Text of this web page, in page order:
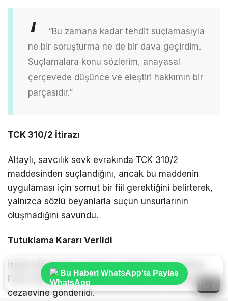
“Bu zamana kadar tehdit suçlamasıyla
ne bir soruşturma ne de bir dava geçirdim.
Suçlamalara konu sözlerim, anayasal
çerçevede düşünce ve eleştiri hakkımın bir
parçasıdır.”
TCK 310/2 İtirazı
Altaylı, savcılık sevk evrakında TCK 310/2
maddesinden suçlandığını, ancak bu maddenin
uygulaması için somut bir fiil gerektiğini belirterek,
yalnızca sözlü beyanlarla suçun unsurlarının
oluşmadığını savundu.
Tutuklama Kararı Verildi
İfade işlemlerinin ardından mahkemeye çıkarılan
Fatih Altaylı hakkında tutuklama kararı verildi. Altaylı
cezaevine gönderildi.
Bu Haberi WhatsApp'ta Paylaş